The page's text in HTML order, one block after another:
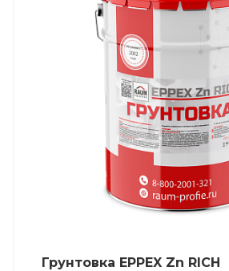
Грунтовка EPPEX Zn RICH